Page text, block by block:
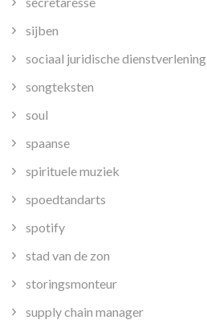
sijben
sociaal juridische dienstverlening
songteksten
soul
spaanse
spirituele muziek
spoedtandarts
spotify
stad van de zon
storingsmonteur
supply chain manager